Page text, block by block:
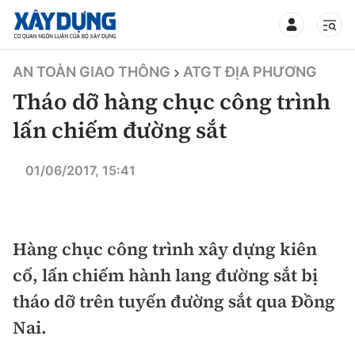
TIN BỘ XÂY DỰNG
Thời sự
Chính trị
Xã hội
Xây dựng
Chỉ đạo điều hành
AN TOÀN GIAO THÔNG ATGT ĐỊA PHƯƠNG
Tháo dỡ hàng chục công trình
lấn chiếm đường sắt
01/06/2017, 15:41
Hàng chục công trình xây dựng kiên
cố, lấn chiếm hành lang đường sắt bị
tháo dỡ trên tuyến đường sắt qua Đồng
Nai.